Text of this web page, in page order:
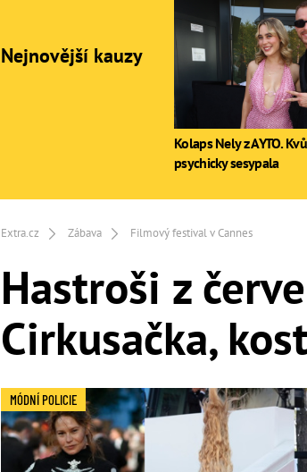
Extra.cz Zábava Filmový festival v Cannes
Hastroši z
Cirkusačka,
MÓDNÍ POLICIE
Nejnovější kauzy
Kolaps Nely z AYTO.
psychicky sesypala